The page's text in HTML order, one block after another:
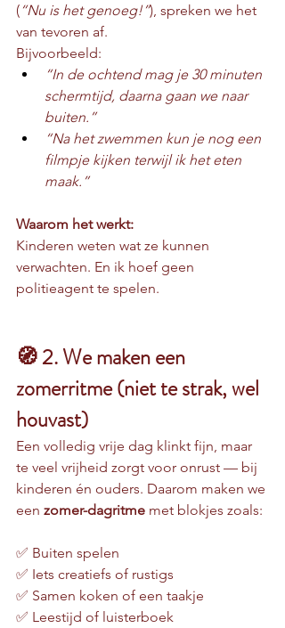
( “Nu is het genoeg!”), spreken we het
van tevoren af.
Bijvoorbeeld:
“In de ochtend mag je 30 minuten
schermtijd, daarna gaan we naar
buiten.”
“Na het zwemmen kun je nog een
filmpje kijken terwijl ik het eten
maak.”
Waarom het werkt:
Kinderen weten wat ze kunnen
verwachten. En ik hoef geen
politieagent te spelen.
🧭 2. We maken een
zomerritme (niet te strak, wel
houvast)
Een volledig vrije dag klinkt fijn, maar
te veel vrijheid zorgt voor onrust — bij
kinderen én ouders. Daarom maken we
een zomer-dagritme met blokjes zoals:
✅ Buiten spelen
✅ Iets creatiefs of rustigs
✅ Samen koken of een taakje
✅ Leestijd of luisterboek